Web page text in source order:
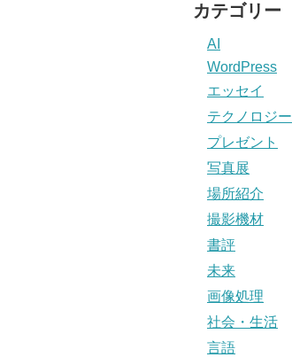
カテゴリー
AI
WordPress
エッセイ
テクノロジー
プレゼント
写真展
場所紹介
撮影機材
書評
未来
画像処理
社会・生活
言語